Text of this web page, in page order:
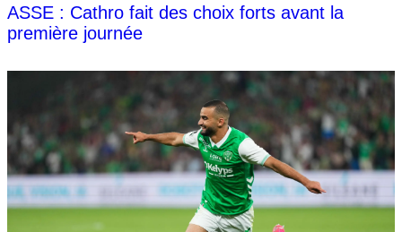
ASSE : Cathro fait des choix forts avant la
première journée